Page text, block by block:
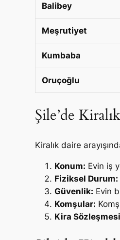
Balibey
Meşrutiyet
Kumbaba
Oruçoğlu
Şile’de
Kiralık daire
Konum: Evin iş
Fiziksel Durum:
Güvenlik: Evin
Komşular:
Kira